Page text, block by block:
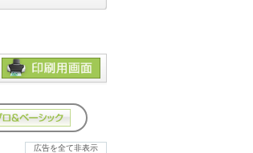
広告を全て非表示